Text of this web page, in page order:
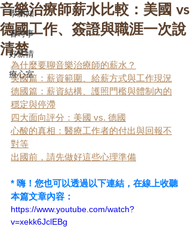
學新知
看時事
好薪情
療心室
音樂治療師薪水比較：美國 vs
德國工作、簽證與職涯一次說
清楚
為什麼要聊音樂治療師的薪水？
美國篇：薪資範圍、給薪方式與工作現況
德國篇：薪資結構、護照門檻與體制內的
穩定與停滯
四大面向評分：美國 vs. 德國
心酸的真相：醫療工作者的付出與回報不
對等
出國前，請先做好這些心理準備
* 嗨！您也可以透過以下連結，在線上收聽
本篇文章內容：
https://www.youtube.com/watch?
v=xekk6JclEBg